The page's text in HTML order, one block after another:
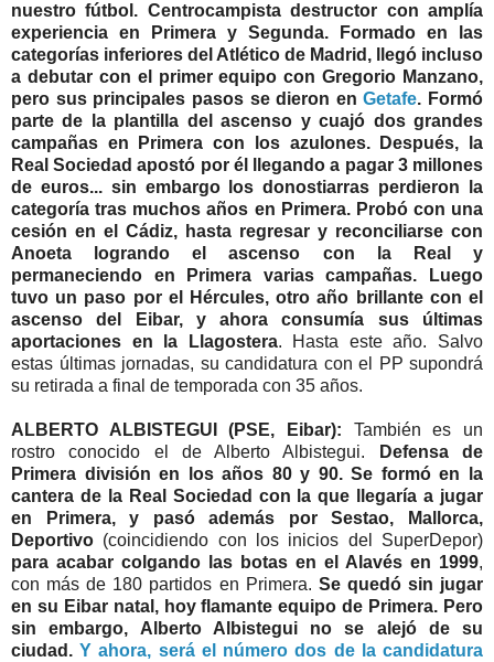
nuestro fútbol. Centrocampista destructor con amplía
experiencia en Primera y Segunda. Formado en las
categorías inferiores del Atlético de Madrid, llegó incluso
a debutar con el primer equipo con Gregorio Manzano,
pero sus principales pasos se dieron enGetafe. Formó
parte de la plantilla del ascenso y cuajó dos grandes
campañas en Primera con los azulones. Después, la
Real Sociedad apostó por él llegando a pagar 3 millones
de euros... sin embargo los donostiarras perdieron la
categoría tras muchos años en Primera. Probó con una
cesión en el Cádiz, hasta regresar y reconciliarse con
Anoeta logrando el ascenso con la Real y
permaneciendo en Primera varias campañas. Luego
tuvo un paso por el Hércules, otro año brillante con el
ascenso del Eibar, y ahora consumía sus últimas
aportaciones en la Llagostera. Hasta este año. Salvo
estas últimas jornadas, su candidatura con el PP supondrá
su retirada a final de temporada con 35 años.
ALBERTO ALBISTEGUI (PSE, Eibar): También es un
rostro conocido el de Alberto Albistegui.
Defensa de
Primera división en los años 80 y 90. Se formó en la
cantera de la Real Sociedad con la que llegaría a jugar
en Primera, y pasó además por Sestao, Mallorca,
Deportivo (coincidiendo con los inicios del SuperDepor)
para acabar colgando las botas en el Alavés en 1999,
con más de 180 partidos en Primera. Se quedó sin jugar
en su Eibar natal, hoy flamante equipo de Primera. Pero
sin embargo, Alberto Albistegui no se alejó de su
ciudad.Y ahora, será el número dos de la candidatura